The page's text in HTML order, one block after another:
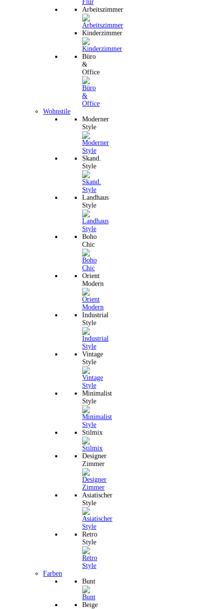
Arbeitszimmer
Kinderzimmer
Büro
&
Office
Wohnstile
Moderner
Style
Skand.
Style
Landhaus
Style
Boho
Chic
Orient
Modern
Industrial
Style
Vintage
Style
Minimalist
Style
Stilmix
Designer
Zimmer
Asiatischer
Style
Retro
Style
Farben
Bunt
Beige